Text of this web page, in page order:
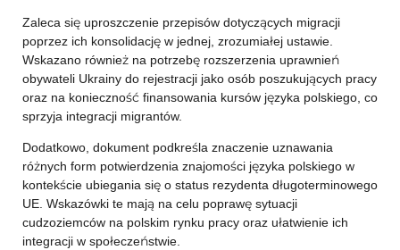
Zaleca się uproszczenie przepisów dotyczących migracji
poprzez ich konsolidację w jednej, zrozumiałej ustawie.
Wskazano również na potrzebę rozszerzenia uprawnień
obywateli Ukrainy do rejestracji jako osób poszukujących pracy
oraz na konieczność finansowania kursów języka polskiego, co
sprzyja integracji migrantów.
Dodatkowo, dokument podkreśla znaczenie uznawania
różnych form potwierdzenia znajomości języka polskiego w
kontekście ubiegania się o status rezydenta długoterminowego
UE. Wskazówki te mają na celu poprawę sytuacji
cudzoziemców na polskim rynku pracy oraz ułatwienie ich
integracji w społeczeństwie.